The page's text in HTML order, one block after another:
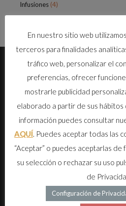
Infusiones (4)
Cafetales de La Aldea es una empresa
productivo.
En nuestro sitio web
terceros para finalidades
tráfico web, personalizar el
preferencias, ofrecer
mostrarle publicidad
elaborado a partir de sus hábitos
información puedes consultar
AQUÍ. Puedes aceptar todas las
“Aceptar” o puedes aceptarlas
su selección o rechazar su uso
de
Configuración de